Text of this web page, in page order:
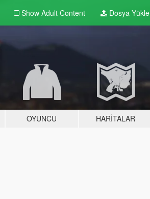
Show Adult Content Dosya Yükle
OYUNCU HARITALAR